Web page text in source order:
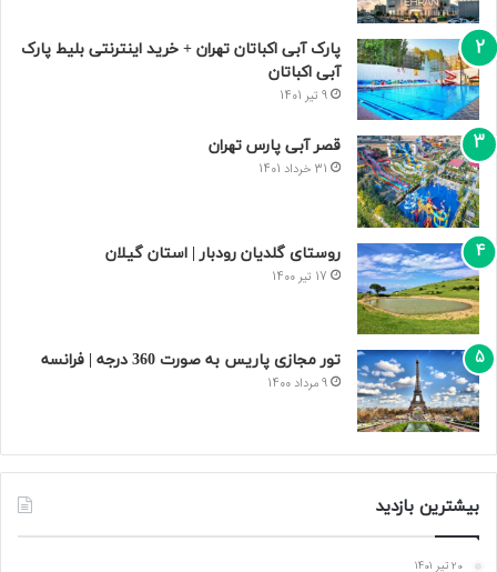
پارک آبی اکباتان تهران + خرید اینترنتی بلیط پارک
آبی اکباتان
9 تیر 1401
قصر آبی پارس تهران
31 خرداد 1401
روستای گلدیان رودبار | استان گیلان
17 تیر 1400
تور مجازی پاریس به صورت 360 درجه | فرانسه
9 مرداد 1400
بیشترین بازدید
20 تیر 1401